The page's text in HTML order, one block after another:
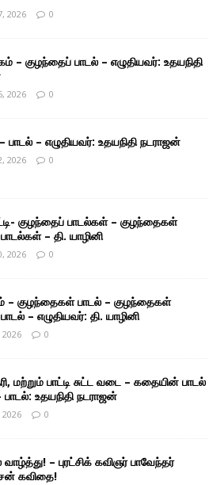
2026 0
– குழந்தைப் பாடல் – எழுதியவர்: உதயநிதி
2026 0
பாடல் – எழுதியவர்: உதயநிதி நடராஜன்
2026 0
குழந்தைப் பாடல்கள் – குழந்தைகள்
– தி. யாழினி
2026 0
– குழந்தைகள் பாடல் – குழந்தைகள்
– எழுதியவர்: தி. யாழினி
2026 0
மற்றும் பாட்டி சுட்ட வடை – கதையின் பாடல்
பாடல்: உதயநிதி நடராஜன்
2026 0
– புரட்சிக் கவிஞர் பாவேந்தர்
கவிதை!